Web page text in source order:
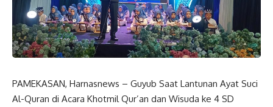
PAMEKASAN, Harnasnews – Guyub Saat Lantunan Ayat Suci
Al-Quran di Acara Khotmil Qur’an dan Wisuda ke 4 SD